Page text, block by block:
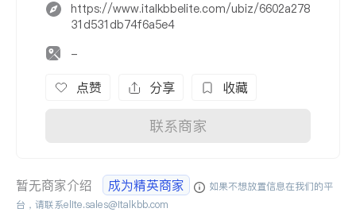
https://www.italkbbelite.com/ubiz/6602a278
31d531db74f6a5e4
-
点赞 分享 收藏
联系商家
暂无商家介绍 成为精英商家
如果不想放置信息在我们的平
台，请联系elite.sales@italkbb.com